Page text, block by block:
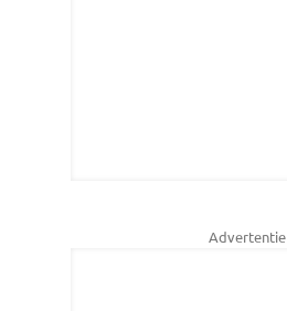
Advertentie